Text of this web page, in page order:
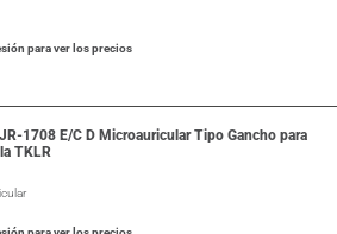
para ver los precios
1708 E/C D Microauricular Tipo Gancho para
TKLR